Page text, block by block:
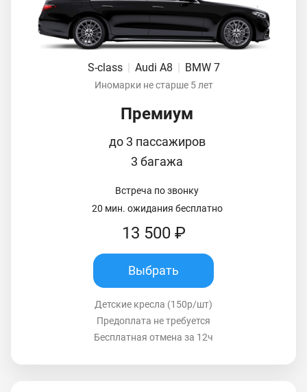
S-class | Audi A8 | BMW 7
Иномарки не старше 5 лет
Премиум
до 3 пассажиров
3 багажа
Встреча по звонку
20 мин. ожидания бесплатно
13 500 ₽
Выбрать
Детские кресла (150р/шт)
Предоплата не требуется
Бесплатная отмена за 12ч